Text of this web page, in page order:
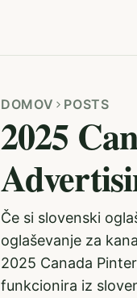
DOMOV POSTS
2025
Če si slovenski
oglaševanje za
2025 Canada
funkcionira iz